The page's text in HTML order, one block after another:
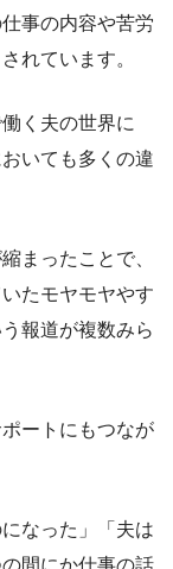
事の内容や苦労
れています。
く夫の世界に
いても多くの違
まったことで、
たモヤモヤやす
報道が複数みら
ートにもつなが
なった」「夫は